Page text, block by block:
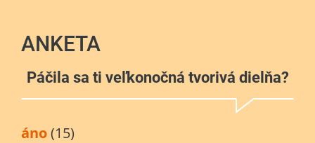
ANKETA
Páčila sa ti veľkonočná tvorivá dielňa?
áno(15)